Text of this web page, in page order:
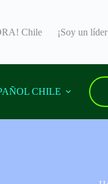
Chile ¡Soy un
CHILE